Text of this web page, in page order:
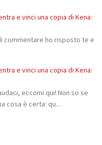
e vinci una copia di Kena:
commentare ho risposto te e
e vinci una copia di Kena:
eccomi qui! Non so se
cosa è certa: qu…